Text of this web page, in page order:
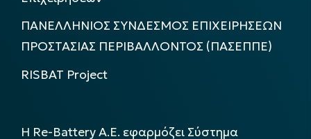
ΠΑΝΕΛΛΗΝΙΟΣ ΣΥΝΔΕΣΜΟΣ ΕΠΙΧΕΙΡΗΣΕΩΝ
ΠΡΟΣΤΑΣΙΑΣ ΠΕΡΙΒΑΛΛΟΝΤΟΣ (ΠΑΣΕΠΠΕ)
RISBAT Project
Η Re-Battery Α.Ε. εφαρμόζει Σύστημα